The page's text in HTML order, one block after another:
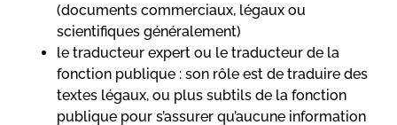
(documents commerciaux, légaux ou
scientifiques généralement)
le traducteur expert ou le traducteur de la
fonction publique : son rôle est de traduire des
textes légaux, ou plus subtils de la fonction
publique pour s’assurer qu’aucune information